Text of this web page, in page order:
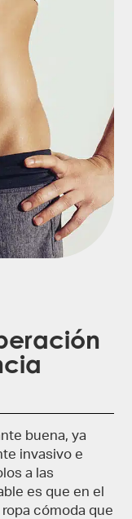
buena, ya
invasivo e
a las
es que en el
cómoda que